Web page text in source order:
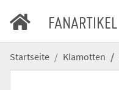
FANARTIKEL
Startseite Klamotten